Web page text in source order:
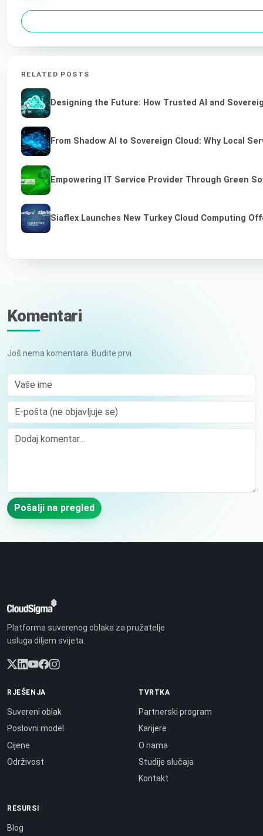
RELATED POSTS
Designing the Future: How Trusted AI and
From Shadow AI to Sovereign Cloud: Why Local
Empowering IT Service Provider Through Green
Siaflex Launches New Turkey Cloud Computing
Komentari
Još nema komentara. Budite prvi.
Vaše ime
E-pošta (ne objavljuje se)
Comment
Pošalji na pregled
Platforma suverenog oblaka za pružatelje
usluga diljem svijeta.
RJEŠENJA
Suvereni oblak
Poslovni model
Cijene
Održivost
TVRTKA
Partnerski program
Karijere
O nama
Studije slučaja
Kontakt
RESURSI
Blog